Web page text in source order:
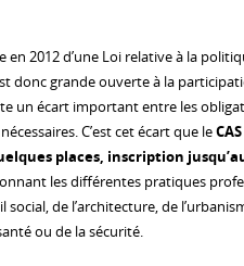
en 2012 d’une Loi relative à la
donc grande ouverte à la
un écart important entre les
C’est cet écart que le
places, inscription
les différentes pratiques
de l’architecture, de
ou de la sécurité.